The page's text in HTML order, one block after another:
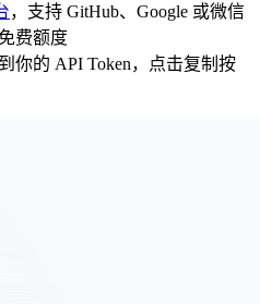
，支持 GitHub、Google 或微信
费额度
你的 API Token，点击复制按